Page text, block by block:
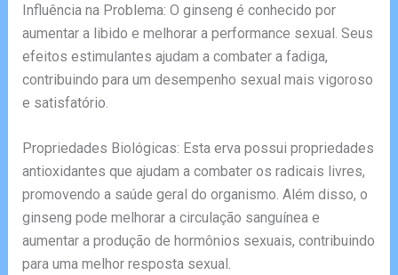
Influência na Problema: O ginseng é conhecido por
aumentar a libido e melhorar a performance sexual. Seus
efeitos estimulantes ajudam a combater a fadiga,
contribuindo para um desempenho sexual mais vigoroso
e satisfatório.
Propriedades Biológicas: Esta erva possui propriedades
antioxidantes que ajudam a combater os radicais livres,
promovendo a saúde geral do organismo. Além disso, o
ginseng pode melhorar a circulação sanguínea e
aumentar a produção de hormônios sexuais, contribuindo
para uma melhor resposta sexual.